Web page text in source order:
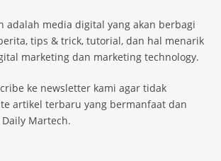
adalah media digital yang akan berbagi
tips & trick, tutorial, dan hal menarik
marketing dan marketing technology.
ke newsletter kami agar tidak
artikel terbaru yang bermanfaat dan
Martech.